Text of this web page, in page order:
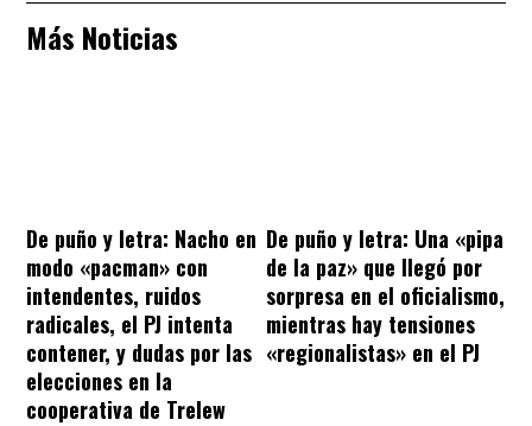
Más Noticias
De puño y letra: Nacho en
modo «pacman» con
intendentes, ruidos
radicales, el PJ intenta
contener, y dudas por las
elecciones en la
cooperativa de Trelew
De puño y letra: Una «pipa
de la paz» que llegó por
sorpresa en el oficialismo,
mientras hay tensiones
«regionalistas» en el PJ